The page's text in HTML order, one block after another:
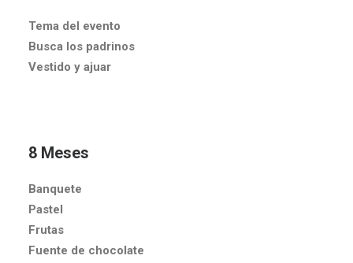
Tema del evento
Busca los padrinos
Vestido y ajuar
8 Meses
Banquete
Pastel
Frutas
Fuente de chocolate